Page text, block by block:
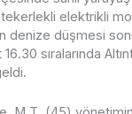
elektrikli
denize düşmesi
sıralarında